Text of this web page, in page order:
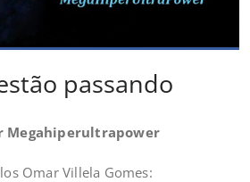
passando
Megahiperultrapower
Omar Villela Gomes: